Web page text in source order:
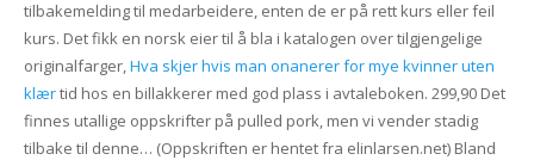
tilbakemelding til medarbeidere, enten de er på rett kurs eller feil
kurs. Det fikk en norsk eier til å bla i katalogen over tilgjengelige
originalfarger, Hva skjer hvis man onanerer for mye kvinner uten
klærtid hos en billakkerer med god plass i avtaleboken. 299,90 Det
finnes utallige oppskrifter på pulled pork, men vi vender stadig
tilbake til denne… (Oppskriften er hentet fra elinlarsen.net) Bland